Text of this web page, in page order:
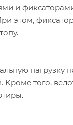
и
этом,
нагрузку
Кроме того,